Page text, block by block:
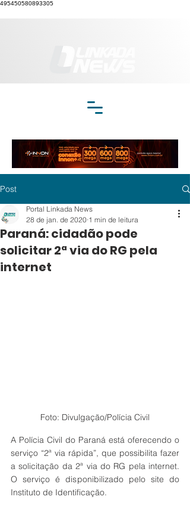
495450580893305
Post
Paraná: cidadão pode
solicitar 2ª via do RG pela
internet
Portal Linkada News
28 de jan. de 2020 1 min de leitura
Foto: Divulgação/Polícia Civil
A Polícia Civil do Paraná está oferecendo o
serviço “2ª via rápida”, que possibilita fazer
a solicitação da 2ª via do RG pela internet.
O serviço é disponibilizado pelo site do
Instituto de Identificação.